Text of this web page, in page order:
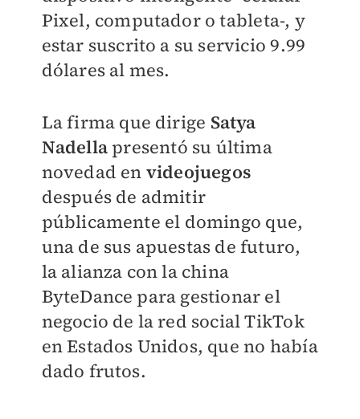
Pixel, computador o tableta-, y
estar suscrito a su servicio 9.99
dólares al mes.
La firma que dirige Satya
Nadellapresentó su última
novedad en videojuegos
después de admitir
públicamente el domingo que,
una de sus apuestas de futuro,
la alianza con la china
ByteDance para gestionar el
negocio de la red social TikTok
en Estados Unidos, que no había
dado frutos.